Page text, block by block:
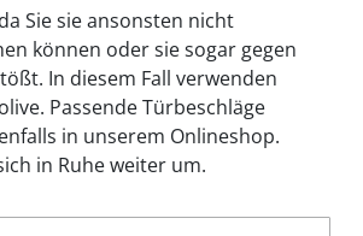
Sie sie ansonsten nicht
können oder sie sogar gegen
In diesem Fall verwenden
Passende Türbeschläge
in unserem Onlineshop.
in Ruhe weiter um.